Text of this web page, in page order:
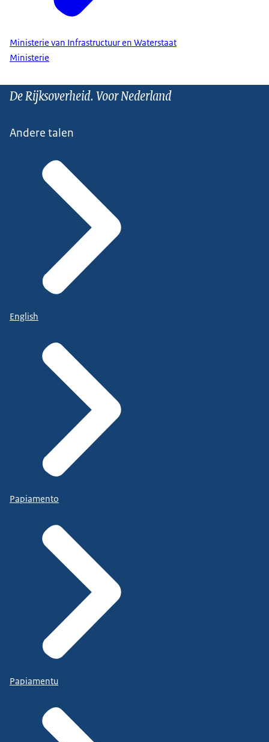
Ministerie van Infrastructuur en Waterstaat
Ministerie
De Rijksoverheid. Voor Nederland
Andere talen
English
Papiamento
Papiamentu